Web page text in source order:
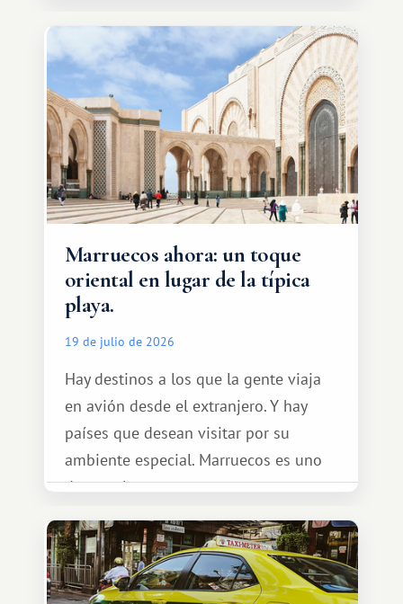
Marruecos ahora: un toque
oriental en lugar de la típica
playa.
19 de julio de 2026
Hay destinos a los que la gente viaja
en avión desde el extranjero. Y hay
países que desean visitar por su
ambiente especial. Marruecos es uno
de esos lugares.